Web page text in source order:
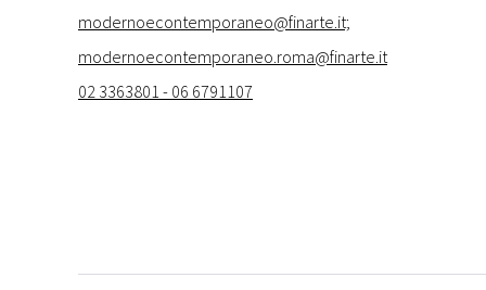
modernoecontemporaneo@finarte.it;
modernoecontemporaneo.roma@finarte.it
02 3363801 - 06 6791107